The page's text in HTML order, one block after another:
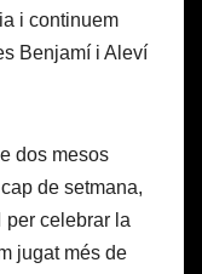
i continuem
Benjamí i Aleví
dos mesos
de setmana,
per celebrar la
jugat més de